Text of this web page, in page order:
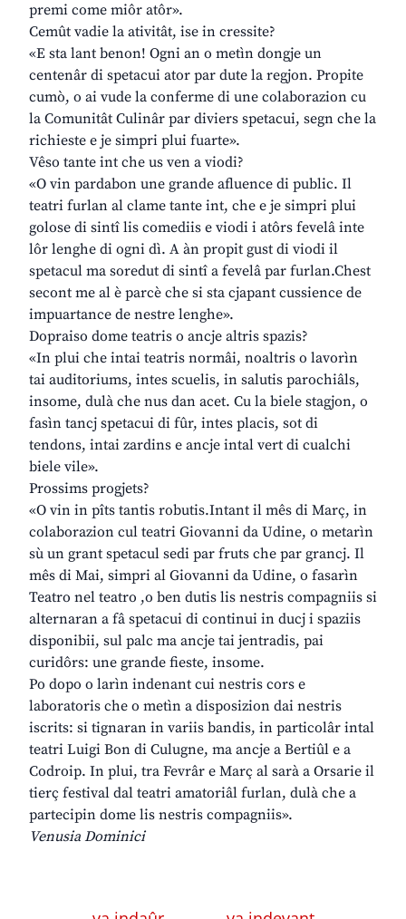
premi come miôr atôr».
Cemût vadie la ativitât, ise in cressite?
«E sta lant benon! Ogni an o metìn dongje un
centenâr di spetacui ator par dute la regjon. Propite
cumò, o ai vude la conferme di une colaborazion cu
la Comunitât Culinâr par diviers spetacui, segn che la
richieste e je simpri plui fuarte».
Vêso tante int che us ven a viodi?
«O vin pardabon une grande afluence di public. Il
teatri furlan al clame tante int, che e je simpri plui
golose di sintî lis comediis e viodi i atôrs fevelâ inte
lôr lenghe di ogni dì. A àn propit gust di viodi il
spetacul ma soredut di sintî a fevelâ par furlan.Chest
secont me al è parcè che si sta cjapant cussience de
impuartance de nestre lenghe».
Dopraiso dome teatris o ancje altris spazis?
«In plui che intai teatris normâi, noaltris o lavorìn
tai auditoriums, intes scuelis, in salutis parochiâls,
insome, dulà che nus dan acet. Cu la biele stagjon, o
fasìn tancj spetacui di fûr, intes placis, sot di
tendons, intai zardins e ancje intal vert di cualchi
biele vile».
Prossims progjets?
«O vin in pîts tantis robutis.Intant il mês di Març, in
colaborazion cul teatri Giovanni da Udine, o metarìn
sù un grant spetacul sedi par fruts che par grancj. Il
mês di Mai, simpri al Giovanni da Udine, o fasarìn
Teatro nel teatro ,o ben dutis lis nestris compagniis si
alternaran a fâ spetacui di continui in ducj i spaziis
disponibii, sul palc ma ancje tai jentradis, pai
curidôrs: une grande fieste, insome.
Po dopo o larìn indenant cui nestris cors e
laboratoris che o metìn a disposizion dai nestris
iscrits: si tignaran in variis bandis, in particolâr intal
teatri Luigi Bon di Culugne, ma ancje a Bertiûl e a
Codroip. In plui, tra Fevrâr e Març al sarà a Orsarie il
tierç festival dal teatri amatoriâl furlan, dulà che a
partecipin dome lis nestris compagniis».
Venusia Dominici